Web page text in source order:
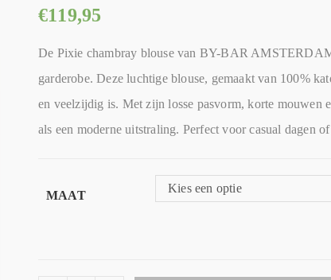
€119,95
De Pixie chambray blouse van BY-BAR
garderobe. Deze luchtige blouse, gemaakt van 100%
en veelzijdig is. Met zijn losse pasvorm, korte mouwen
als een moderne uitstraling. Perfect voor casual dagen
MAAT
Kies een optie